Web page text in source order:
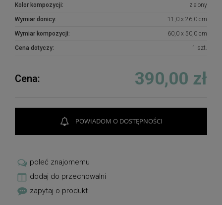
Kolor kompozycji: zielony
Wymiar donicy: 11,0 x 26,0 cm
Wymiar kompozycji: 60,0 x 50,0 cm
Cena dotyczy: 1 szt.
Cena: 390,00 zł
POWIADOM O DOSTĘPNOŚCI
poleć znajomemu
dodaj do przechowalni
zapytaj o produkt